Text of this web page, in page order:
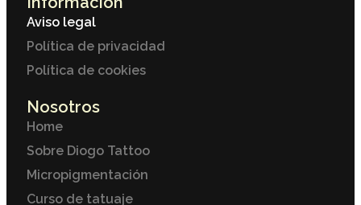
Aviso legal
Política de privacidad
Política de cookies
Nosotros
Home
Sobre Diogo Tattoo
Micropigmentación
Curso de tatuaje